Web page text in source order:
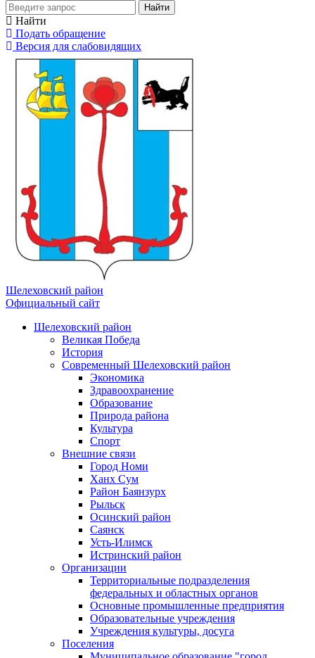
Найти
Найти
Подать обращение
Версия для слабовидящих
Шелеховский район
Официальный сайт
Шелеховский район
Великая Победа
История
Современный Шелеховский район
Экономика
Здравоохранение
Образование
Природа района
Культура
Спорт
Внешние связи
Город Номи
Ханх Сум
Район Баянзурх
Рыльск
Осинский район
Саянск
Усть-Илимск
Истринский район
Организации
Территориальные подразделения
федеральных и областных органов
Основные промышленные предприятия
Образовательные учреждения
Учреждения культуры, досуга
Поселения